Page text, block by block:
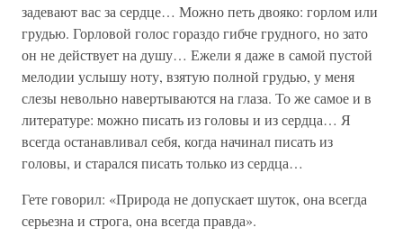
задевают вас за сердце… Можно петь двояко: горлом или
грудью. Горловой голос гораздо гибче грудного, но зато
он не действует на душу… Ежели я даже в самой пустой
мелодии услышу ноту, взятую полной грудью, у меня
слезы невольно навертываются на глаза. То же самое и в
литературе: можно писать из головы и из сердца… Я
всегда останавливал себя, когда начинал писать из
головы, и старался писать только из сердца…
Гете говорил: «Природа не допускает шуток, она всегда
серьезна и строга, она всегда правда».